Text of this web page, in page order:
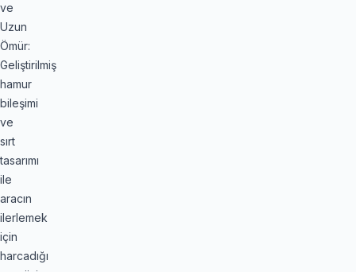
ve
Uzun
Ömür:
Geliştirilmiş
hamur
bileşimi
ve
sırt
tasarımı
ile
aracın
ilerlemek
için
harcadığı